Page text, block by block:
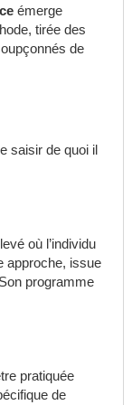
émerge
tirée des
de
saisir de quoi il
où l’individu
approche, issue
programme
pratiquée
de